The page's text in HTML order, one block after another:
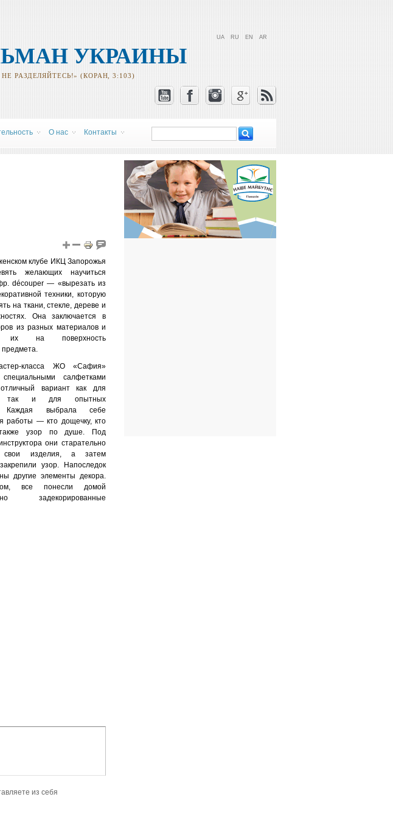
УКРАИНЫ
РАЗДЕЛЯЙТЕСЬ!» (КОРАН, 3:103)
UA RU EN AR
О нас Контакты Форма поиска
клубе ИКЦ Запорожья
желающих научиться
découper — «вырезать из
техники, которую
на ткани, стекле, дереве и
Она заключается в
из разных материалов и
их на поверхность
предмета.
класса ЖО «Сафия»
специальными салфетками
вариант как для
так и для опытных
Каждая выбрала себе
работы — кто дощечку, кто
узор по душе. Под
они старательно
свои изделия, а затем
узор. Напоследок
другие элементы декора.
все понесли домой
задекорированные